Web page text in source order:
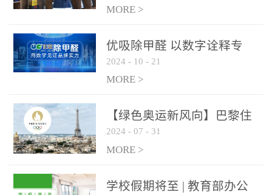
MORE >
优吸除甲醛 以数字诠释专
业，尽显除醛品牌实力！
2024 - 10 - 21
MORE >
【绿色奥运新风向】巴黎住
宿风波：优吸环保共建健康
绿色家居
2024 - 07 - 31
MORE >
学校假期将至 | 教育部办公